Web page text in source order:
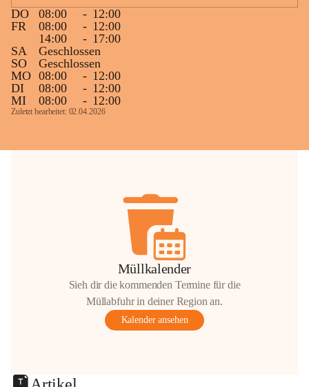
DO
08:00 - 12:00
FR
08:00 - 12:00
14:00
- 17:00
SA
Geschlossen
SO
Geschlossen
MO 08:00 - 12:00
DI
08:00 - 12:00
MI
08:00 - 12:00
Zuletzt bearbeitet: 02.04.2026
Müllkalender
Sieh dir die kommenden Termine für die
Müllabfuhr in deiner Region an.
Kalender ansehen